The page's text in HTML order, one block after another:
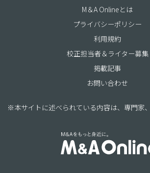
M＆A Onlineとは
プライバシーポリシー
利用規約
校正担当者＆ライター募集
掲載記事
お問い合わせ
※本サイトに述べられている内容は、専門家